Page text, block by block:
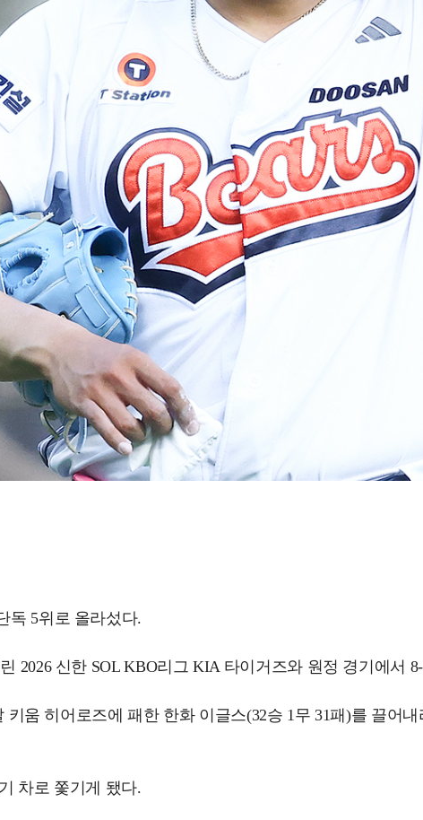
독 5위로 올라섰다.
2026 신한 SOL KBO리그 KIA 타이거즈와 원정 경기에서
키움 히어로즈에 패한 한화 이글스(32승 1무 31패)를 끌어
차로 쫓기게 됐다.